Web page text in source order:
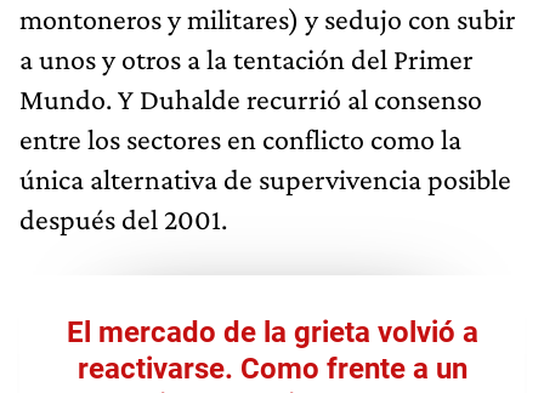
montoneros y militares) y sedujo con subir
a unos y otros a la tentación del Primer
Mundo. Y Duhalde recurrió al consenso
entre los sectores en conflicto como la
única alternativa de supervivencia posible
después del 2001.
El mercado de la grieta volvió a
reactivarse. Como frente a un